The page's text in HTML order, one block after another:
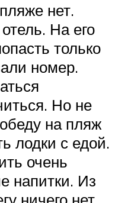
нет.
На его
только
номер.
Но не
на пляж
лодки с едой.
очень
напитки. Из